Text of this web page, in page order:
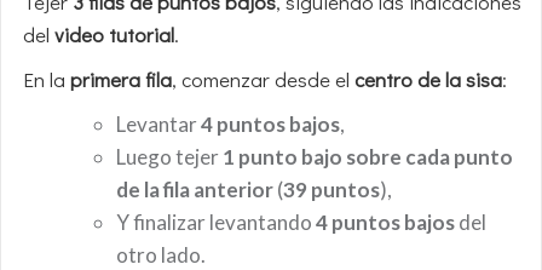
del video tutorial.
En la primera fila, comenzar desde el centro de la sisa:
Levantar4 puntos bajos,
Luego tejer1 punto bajo sobre cada punto
de la fila anterior(39 puntos),
Y finalizar levantando4 puntos bajosdel
otro lado.